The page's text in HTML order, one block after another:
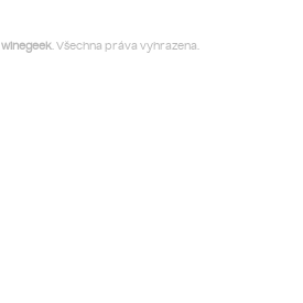
winegeek. Všechna práva vyhrazena.